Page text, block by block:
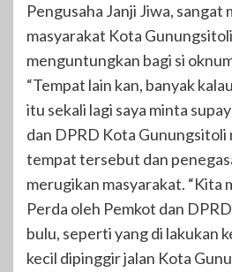
Pengusaha Janji Jiwa, sangat
masyarakat Kota
menguntungkan bagi si
“Tempat lain kan, banyak
itu sekali lagi saya minta
dan DPRD Kota
tempat tersebut dan
merugikan masyarakat. “Kita
Perda oleh Pemkot dan
bulu, seperti yang di lakukan
kecil dipinggir jalan Kota